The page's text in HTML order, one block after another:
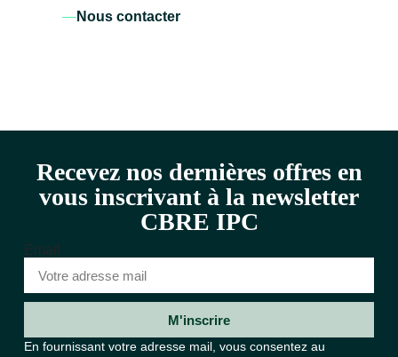
Nous contacter
Recevez nos dernières offres en
vous inscrivant à la newsletter
CBRE IPC
Email
M'inscrire
En fournissant votre adresse mail, vous consentez au